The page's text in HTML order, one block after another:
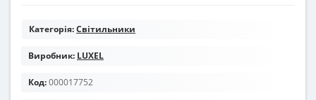
Категорія:Світильники
Виробник: LUXEL
Код:000017752